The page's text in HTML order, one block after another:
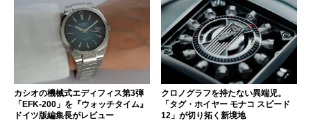
カシオの機械式エディフィス第3弾
「EFK-200」を『ウォッチタイム』
ドイツ版編集長がレビュー
クロノグラフを持たない異端児。
「タグ・ホイヤー モナコ スピード
12」が切り拓く新境地